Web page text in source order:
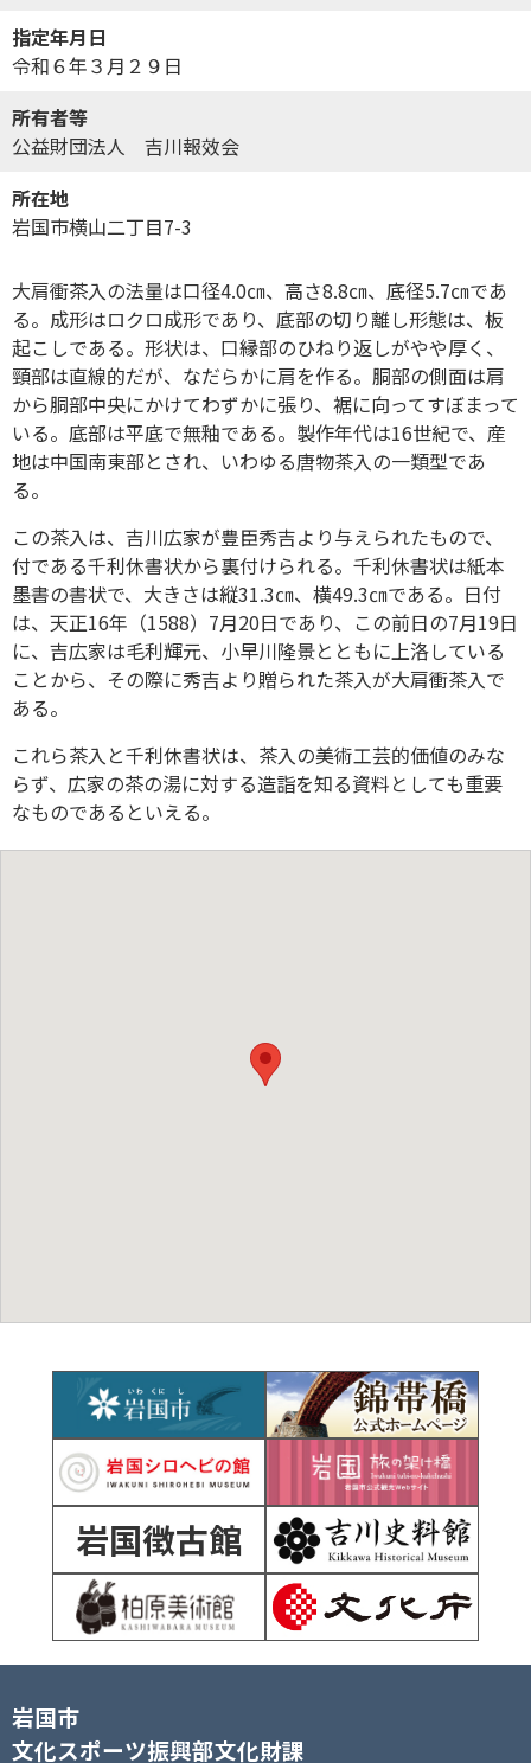
指定年月日
令和６年３月２９日
所有者等
公益財団法人 吉川報效会
所在地
岩国市横山二丁目7-3
大肩衝茶入の法量は口径4.0㎝、高さ8.8㎝、底径5.7㎝であ
る。成形はロクロ成形であり、底部の切り離し形態は、板
起こしである。形状は、口縁部のひねり返しがやや厚く、
頸部は直線的だが、なだらかに肩を作る。胴部の側面は肩
から胴部中央にかけてわずかに張り、裾に向ってすぼまって
いる。底部は平底で無釉である。製作年代は16世紀で、産
地は中国南東部とされ、いわゆる唐物茶入の一類型であ
る。
この茶入は、吉川広家が豊臣秀吉より与えられたもので、
付である千利休書状から裏付けられる。千利休書状は紙本
墨書の書状で、大きさは縦31.3㎝、横49.3㎝である。日付
は、天正16年（1588）7月20日であり、この前日の7月19日
に、吉広家は毛利輝元、小早川隆景とともに上洛している
ことから、その際に秀吉より贈られた茶入が大肩衝茶入で
ある。
これら茶入と千利休書状は、茶入の美術工芸的価値のみな
らず、広家の茶の湯に対する造詣を知る資料としても重要
なものであるといえる。
岩国徴古館
岩国市
文化スポーツ振興部文化財課